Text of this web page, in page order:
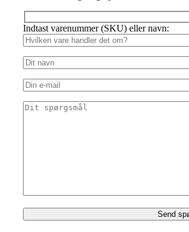
Indtast varenummer (SKU) eller navn: